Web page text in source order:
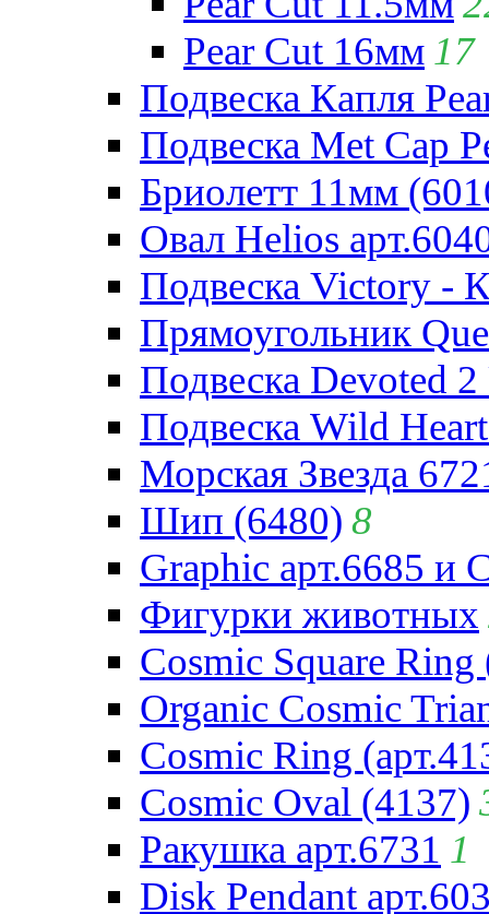
Pear Cut 16мм 17
Подвеска Капля
Подвеска Met Cap
Бриолетт 11мм
Овал Helios
Подвеска Victory -
Прямоугольник
Подвеска Devoted
Подвеска Wild
Морская Звезда
Шип (6480) 8
Graphic арт.6685 и
Фигурки животных
Cosmic Square Ring
Organic Cosmic
Cosmic Ring
Cosmic Oval (4137)
Ракушка арт.6731 1
Disk Pendant